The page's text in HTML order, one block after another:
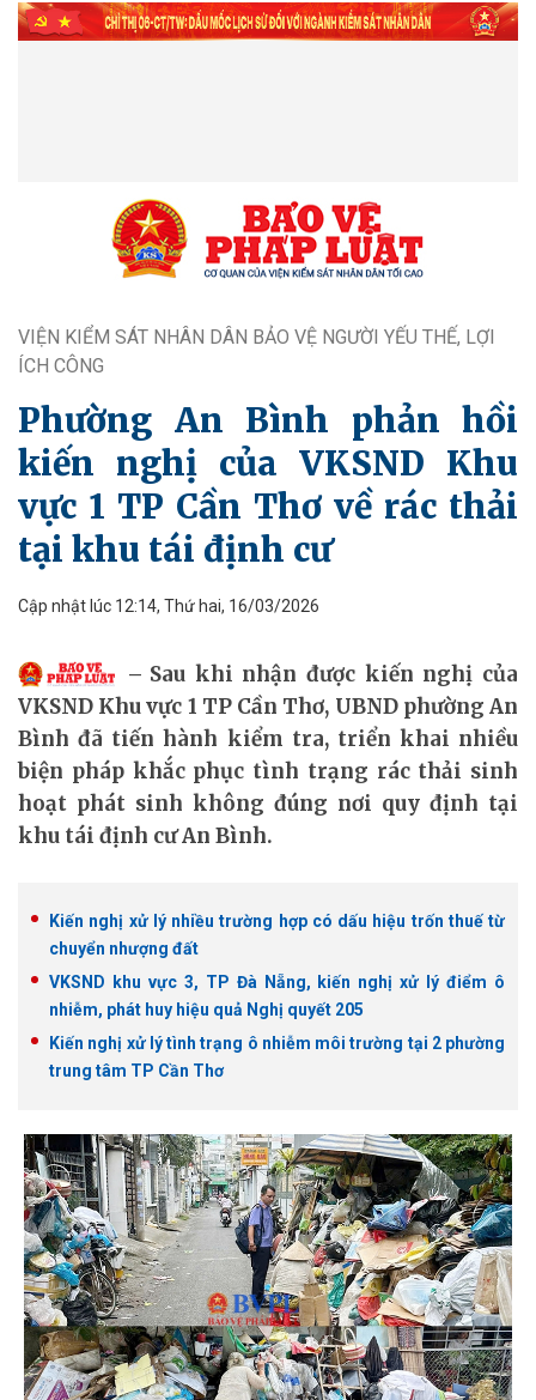
VIỆN KIỂM SÁT NHÂN DÂN BẢO VỆ NGƯỜI YẾU THẾ, LỢI
ÍCH CÔNG
Phường An Bình phản hồi
kiến nghị của VKSND Khu
vực 1 TP Cần Thơ về rác thải
tại khu tái định cư
Cập nhật lúc 12:14, Thứ hai, 16/03/2026
Sau khi nhận được kiến nghị của
VKSND Khu vực 1 TP Cần Thơ, UBND phường An
Bình đã tiến hành kiểm tra, triển khai nhiều
biện pháp khắc phục tình trạng rác thải sinh
hoạt phát sinh không đúng nơi quy định tại
khu tái định cư An Bình.
Kiến nghị xử lý nhiều trường hợp có dấu hiệu trốn thuế từ
chuyển nhượng đất
VKSND khu vực 3, TP Đà Nẵng, kiến nghị xử lý điểm ô
nhiễm, phát huy hiệu quả Nghị quyết 205
Kiến nghị xử lý tình trạng ô nhiễm môi trường tại 2 phường
trung tâm TP Cần Thơ